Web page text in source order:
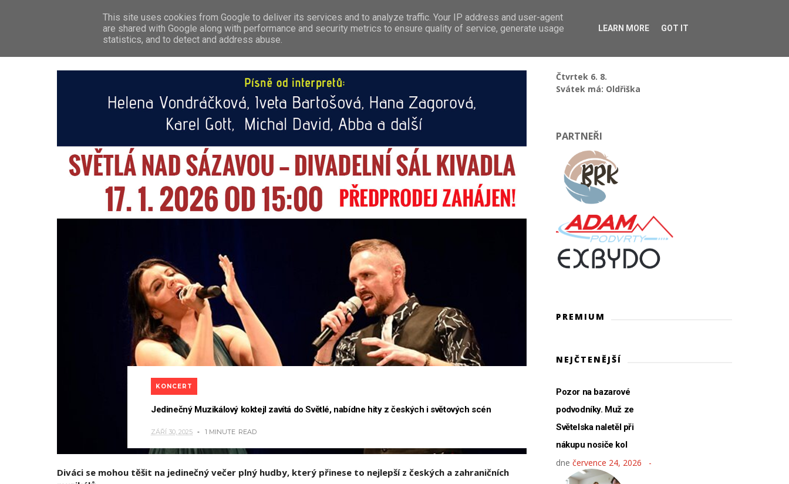
ZPRÁVY LEDEČ N/S. PREMIUM TIP NA VÝLET REKLAMA
KONCERT
Jedinečný Muzikálový koktejl zavítá do Světlé, nabídne hity z českých i světových scén
ZÁŘÍ 30, 2025 1 MINUTE READ
Diváci se mohou těšit na jedinečný večer plný hudby, který přinese to nejlepší z českých a zahraničních
Čtvrtek 6. 8.
Svátek má: Oldřiška
PARTNEŘI
PREMIUM
NEJČTENĚJŠÍ
Pozor na bazarové
podvodníky. Muž ze
Světelska naletěl při
nákupu nosiče kol
dne července 24, 2026
This site uses cookies from Google to deliver its services and to analyze traffic. Your IP address and user-agent
are shared with Google along with performance and security metrics to ensure quality of service, generate usage
statistics, and to detect and address abuse.
LEARN MORE GOT IT